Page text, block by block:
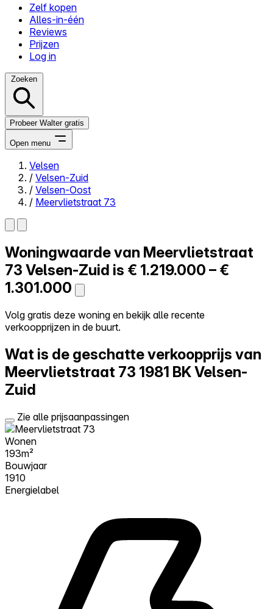
Zelf kopen
Alles-in-één
Reviews
Prijzen
Log in
Zoeken
Probeer Walter gratis
Open menu
Close menu
Zelf kopen
Alles-in-één
Reviews
Prijzen
Log in
Probeer Walter gratis
Velsen
/ Velsen-Zuid
/ Velsen-Oost
/ Meervlietstraat 73
Woningwaarde van Meervlietstraat
73 Velsen-Zuid is € 1.219.000 – €
1.301.000
Volg gratis deze woning en bekijk alle recente
verkoopprijzen in de buurt.
Wat is de geschatte verkoopprijs van
Meervlietstraat 73 1981 BK Velsen-
Zuid
Zie alle prijsaanpassingen
Wonen
193m²
Bouwjaar
1910
Energielabel